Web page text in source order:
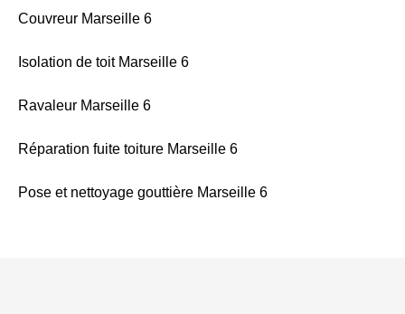
Couvreur Marseille 6
Isolation de toit Marseille 6
Ravaleur Marseille 6
Réparation fuite toiture Marseille 6
Pose et nettoyage gouttière Marseille 6